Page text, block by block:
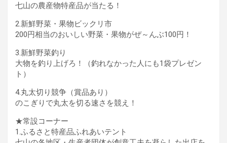
七山の農産物特産品が当たる！
2.新鮮野菜・果物ビックリ市
200円相当のおいしい野菜・果物がぜ～んぶ100円！
3.新鮮野菜釣り
大物を釣り上げろ！（釣れなかった人にも1袋プレゼン
ト）
4.丸太切り競争（賞品あり）
のこぎりで丸太を切る速さを競え！
★常設コーナー
1.ふるさと特産品ふれあいテント